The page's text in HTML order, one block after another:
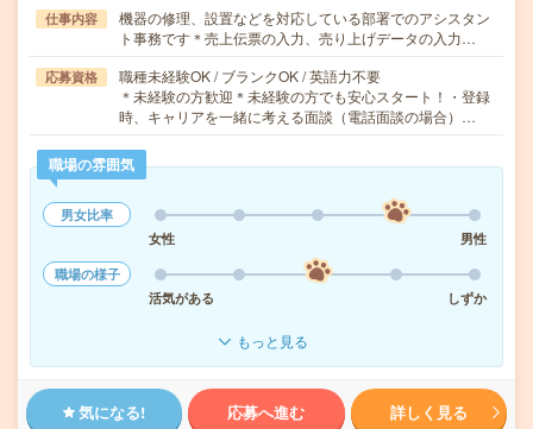
仕事内容
機器の修理、設置などを対応している部署でのアシスタン
ト事務です＊売上伝票の入力、売り上げデータの入力…
応募資格
職種未経験OK / ブランクOK / 英語力不要
＊未経験の方歓迎＊未経験の方でも安心スタート！・登録
時、キャリアを一緒に考える面談（電話面談の場合）…
職場の雰囲気
男女比率
女性
男性
職場の様子
活気がある
しずか
もっと見る
気になる! 応募へ進む 詳しく見る